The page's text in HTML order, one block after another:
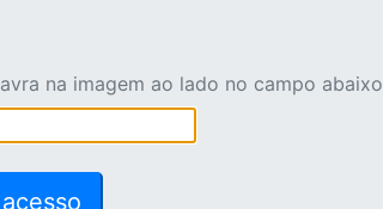
na imagem ao lado no campo abaixo